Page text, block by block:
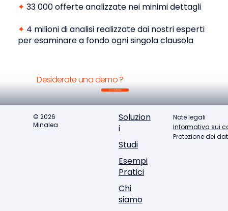
espansione.
✦ 33 000 offerteanalizzate nei minimi dettagli
✦ 4 milioni di analisi realizzate dai nostri esperti
per esaminare a fondo ogni singola clausola
Desiderate una demo ?
Contattateci
© 2026
Minalea
Soluzion
i
Studi
Esempi
Pratici
Chi
siamo
Note legali
Informativa sui
Protezione dei